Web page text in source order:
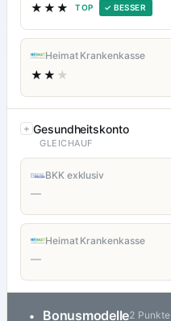
★★★ TOP ✓ BESSER
Heimat Krankenkasse
★★ ★
Gesundheitskonto
GLEICHAUF
BKK exklusiv
—
Heimat Krankenkasse
—
• Bonusmodelle2 Punkte